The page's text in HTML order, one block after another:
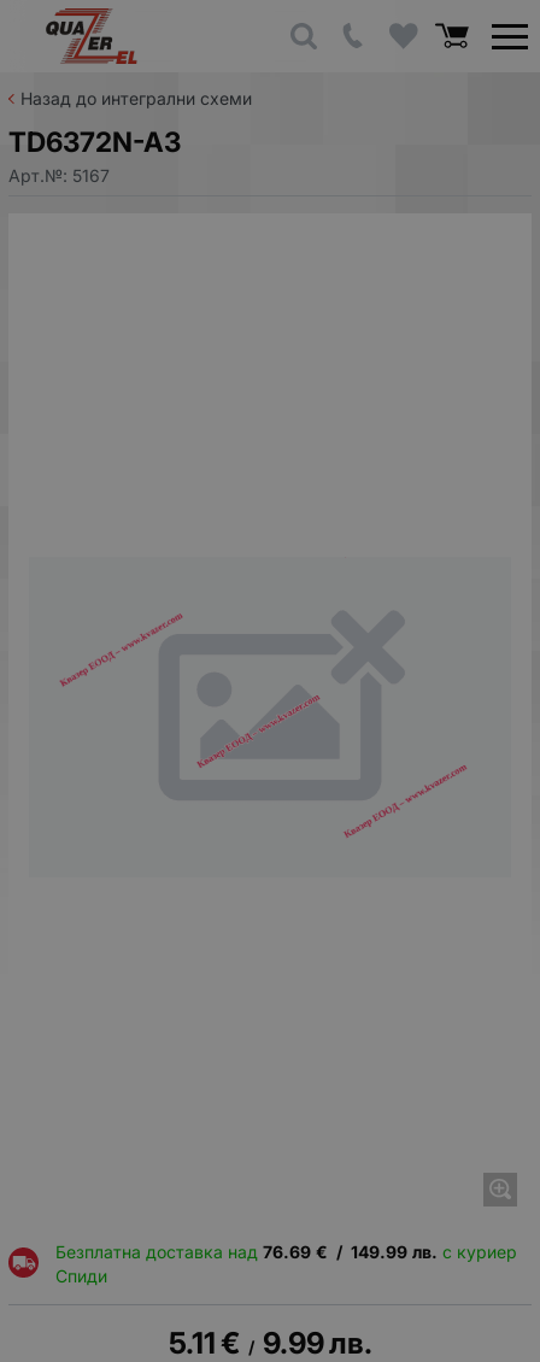
Назад до интегрални схеми
TD6372N-A3
Арт.№: 5167
Безплатна доставка над 76.69 € / 149.99 лв. с куриер
Спиди
5.11€ / 9.99лв.